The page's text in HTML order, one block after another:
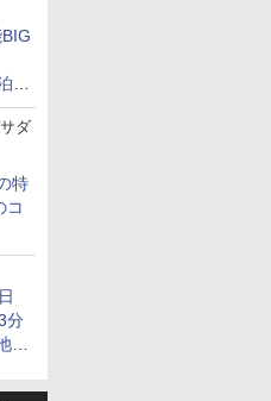
の
ダ
特
コ
分
袋